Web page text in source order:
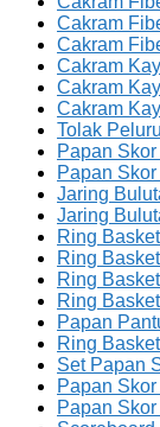
Cakram
Cakram
Cakram
Cakram
Cakram
Tolak
Papan
Papan
Jaring
Jaring
Ring
Ring
Ring
Ring
Papan
Ring
Set Papan
Papan
Papan